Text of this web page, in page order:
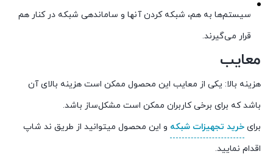
سیستم‌ها به هم، شبکه کردن آنها و ساماندهی شبکه در کنار هم
قرار می‌گیرند.
معایب
هزینه بالا: یکی از معایب این محصول ممکن است هزینه بالای آن
باشد که برای برخی کاربران ممکن است مشکل‌ساز باشد.
برای خرید تجهیزات شبکه و این محصول میتوانید از طریق ند شاپ
اقدام نمایید.